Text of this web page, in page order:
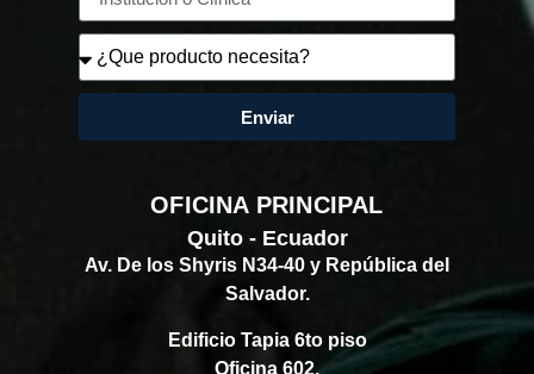
Enviar
OFICINA PRINCIPAL
Quito - Ecuador
Av. De los Shyris N34-40 y República del
Salvador.
Edificio Tapia 6to piso
Oficina 602.